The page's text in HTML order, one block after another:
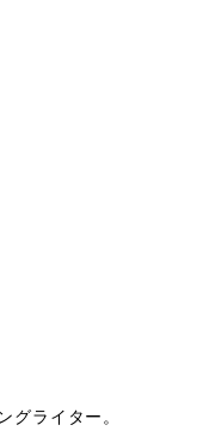
グライター。